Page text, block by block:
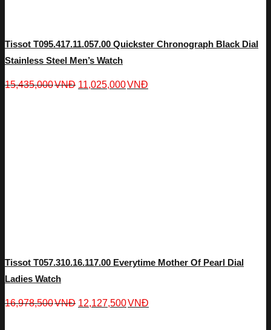
Tissot T095.417.11.057.00 Quickster Chronograph Black Dial
Stainless Steel Men’s Watch
15,435,000VNĐ 11,025,000VNĐ
Tissot T057.310.16.117.00 Everytime Mother Of Pearl Dial
Ladies Watch
16,978,500VNĐ 12,127,500VNĐ